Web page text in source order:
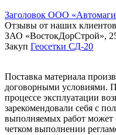
Заголовок ООО
Отзывы от наших клиентов
ЗАО «ВостокДорСтрой»,
Закуп Геосетки СД-20
Поставка материала
договорными условиями.
процессе эксплуатации
зарекомендовали себя с
выполняемых работ может
четком выполнении